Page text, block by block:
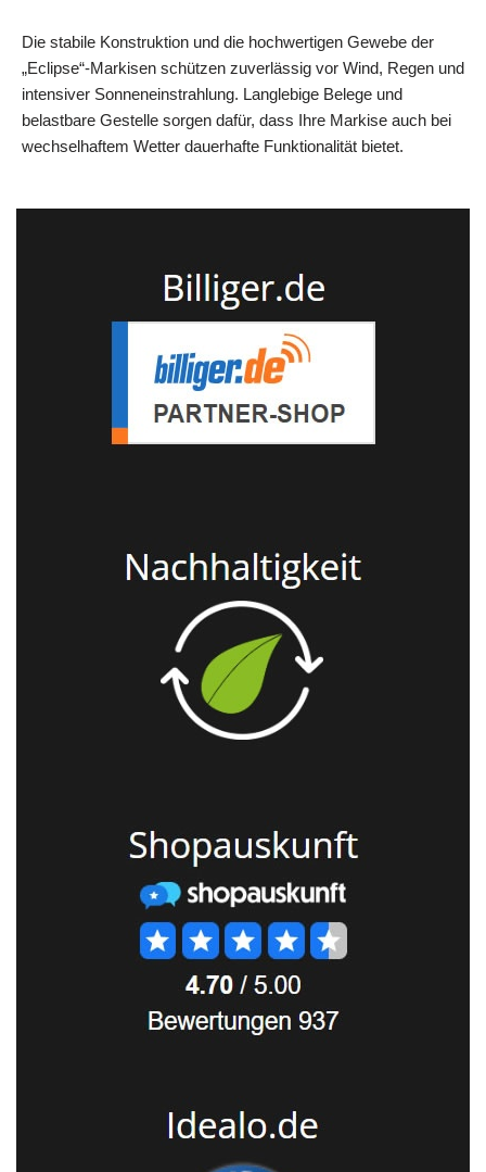
Die stabile Konstruktion und die hochwertigen Gewebe der
„Eclipse“-Markisen schützen zuverlässig vor Wind, Regen und
intensiver Sonneneinstrahlung. Langlebige Belege und
belastbare Gestelle sorgen dafür, dass Ihre Markise auch bei
wechselhaftem Wetter dauerhafte Funktionalität bietet.